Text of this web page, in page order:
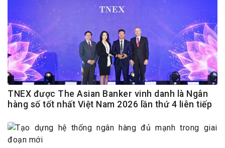
TNEX được The Asian Banker vinh danh là Ngân
hàng số tốt nhất Việt Nam 2026 lần thứ 4 liên tiếp